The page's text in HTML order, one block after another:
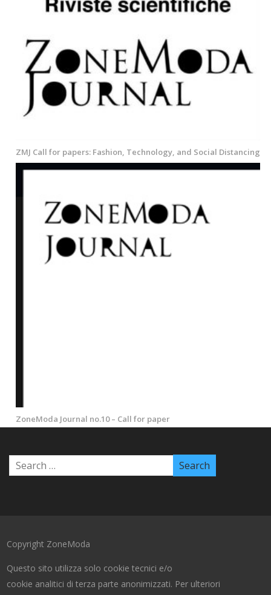
ZMJ Call for papers: Fashion, Technology, and Social Distancing
ZoneModa Journal no.10 – Call for paper
Copyright ZoneModa
Questo sito utilizza solo cookie tecnici e/o
cookie analitici di terza parte anonimizzati. Per ulteriori